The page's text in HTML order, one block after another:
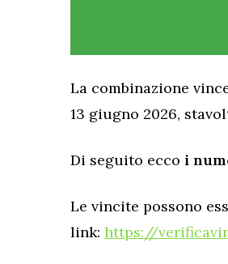
La combinazione
13 giugno 2026,
Di seguito ecco i
Le vincite possono
link: https://